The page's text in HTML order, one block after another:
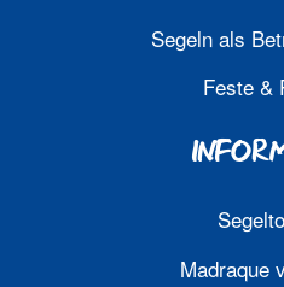
Segeln als
Feste &
Madraque